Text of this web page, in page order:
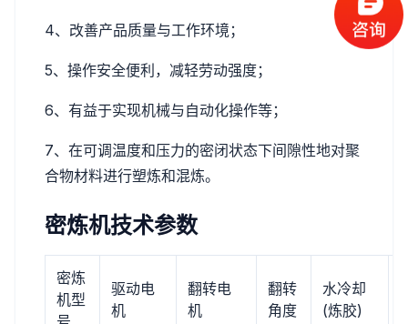
4、改善产品质量与工作环境；
5、操作安全便利，减轻劳动强度；
6、有益于实现机械与自动化操作等；
7、在可调温度和压力的密闭状态下间隙性地对聚
合物材料进行塑炼和混炼。
密炼机技术参数
密炼
机型
驱动电
机
翻转电
机
翻转
角度
水冷却
(炼胶)